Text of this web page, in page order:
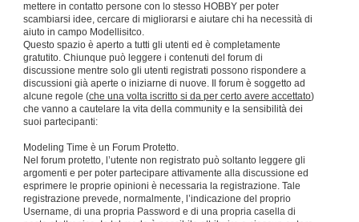
mettere in contatto persone con lo stesso HOBBY per poter
scambiarsi idee, cercare di migliorarsi e aiutare chi ha necessità di
aiuto in campo Modellisitco.
Questo spazio è aperto a tutti gli utenti ed è completamente
gratutito. Chiunque può leggere i contenuti del forum di
discussione mentre solo gli utenti registrati possono rispondere a
discussioni già aperte o iniziarne di nuove. Il forum è soggetto ad
alcune regole (che una volta iscritto si da per certo avere accettato)
che vanno a cautelare la vita della community e la sensibilità dei
suoi partecipanti:
Modeling Time è un Forum Protetto.
Nel forum protetto, l’utente non registrato può soltanto leggere gli
argomenti e per poter partecipare attivamente alla discussione ed
esprimere le proprie opinioni è necessaria la registrazione. Tale
registrazione prevede, normalmente, l’indicazione del proprio
Username, di una propria Password e di una propria casella di